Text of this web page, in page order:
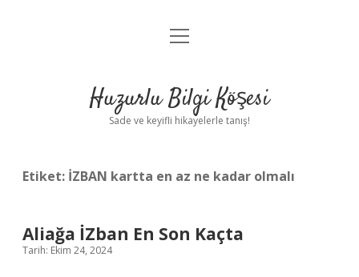
Anasayfa
Yasal Uyarı
menüyü
Huzurlu Bilgi Köşesi
Sade ve keyifli hikayelerle tanış!
Etiket: İZBAN kartta en az ne kadar olmalı
Aliağa İZban En Son Kaçta
Tarih: Ekim 24, 2024